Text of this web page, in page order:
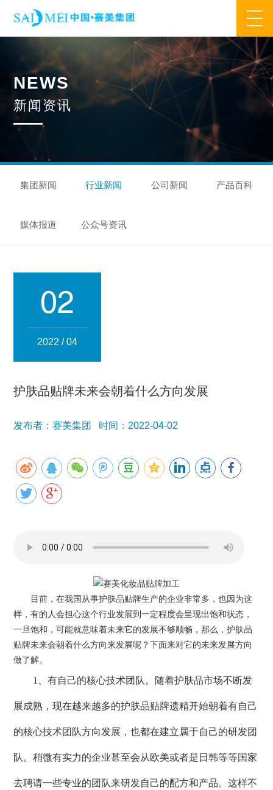
业务范围
核心业务 合作模式 合作流程 产品中心
研发优势 管理优势 品质优势 产能优势
设备优势
集万草® 完美宜生® 抖抖舒®
赛美化妆品 赛美医药
人事管理
集团新闻 行业新闻 公司新闻 产品百科
媒体报道
公众号资讯
NEWS
新闻资讯
集团新闻 行业新闻 公司新闻 产品百科
媒体报道 公众号资讯
02
2022 / 04
护肤品贴牌未来会朝着什么方向发展
发布者：赛美集团 时间：2022-04-02
目前，在我国从事护肤品贴牌生产的企业非常多，也因为这
样，有的人会担心这个行业发展到一定程度会呈现出饱和状态，
一旦饱和，可能就意味着未来它的发展不够顺畅，那么，护肤品
贴牌未来会朝着什么方向来发展呢？下面来对它的未来发展方向
做了解。
1、有自己的核心技术团队。随着护肤品市场不断发
展成熟，现在越来越多的护肤品贴牌遗精开始朝着有自己
的核心技术团队方向发展，也都在建立属于自己的研发团
队。稍微有实力的企业甚至会从欧美或者是日韩等等国家
去聘请一些专业的团队来研发自己的配方和产品。这样不